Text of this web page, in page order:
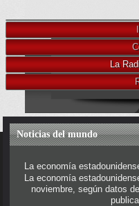
La
Noticias del mundo
La economía
La economía
noviembre, según datos